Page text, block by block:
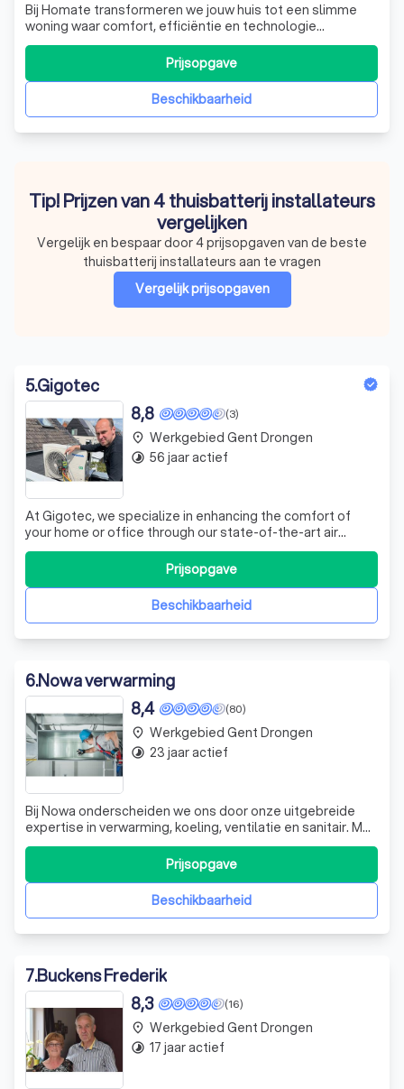
Bij Homate transformeren we jouw huis tot een slimme
woning waar comfort, efficiëntie en technologie
samenkomen. Onze gespecialiseerde in-house teams
luisteren aandachtig naar je wensen en adviseren je over
de beste combinatie van slimme energieoplossingen,
elektriciteit en domoticasystemen. Of het
Beschikbaarheid
Prijsopgave
Tip! Prijzen van 4 thuisbatterij installateurs
vergelijken
Vergelijk en bespaar door 4 prijsopgaven van de beste
thuisbatterij installateurs aan te vragen
Vergelijk prijsopgaven
5.Gigotec
(3)
8,8
At Gigotec, we specialize in enhancing the comfort of
your home or office through our state-of-the-art air
conditioning systems. We pride ourselves on providing
solutions that not only cool and heat your spaces but also
improve air quality by dehumidifying and purifying the air.
Our commitment to suBeschikbaarheid
Prijsopgave
place Werkgebied Gent Drongen
timelapse 56 jaar actief
6.Nowa verwarming
(80)
8,4
Bij Nowa onderscheiden we ons door onze uitgebreide
expertise in verwarming, koeling, ventilatie en sanitair. Met
meer dan twintig jaar ervaring bieden wij een betrouwbare
service voor zowel nieuwbouwprojecten als renovaties.
Ons team, geleid door Koen en zijn echtgenote Lindsay,
Beschikbaarheid
Prijsopgave
place Werkgebied Gent Drongen
timelapse 23 jaar actief
7.Buckens Frederik
(16)
8,3
place Werkgebied Gent Drongen
timelapse 17 jaar actief